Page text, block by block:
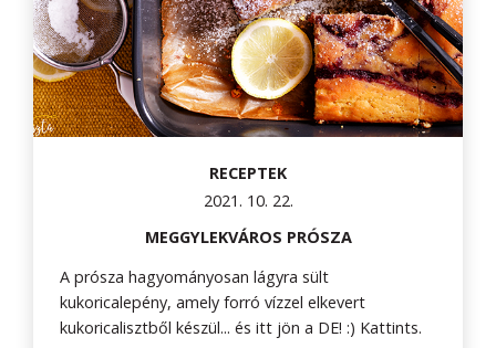
RECEPTEK
2021. 10. 22.
MEGGYLEKVÁROS PRÓSZA
A prósza hagyományosan lágyra sült
kukoricalepény, amely forró vízzel elkevert
kukoricalisztből készül... és itt jön a DE! :) Kattints.